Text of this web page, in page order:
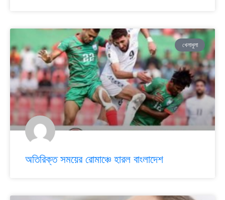
খেলাধুলা
অতিরিক্ত সময়ের রোমাঞ্চে হারল বাংলাদেশ